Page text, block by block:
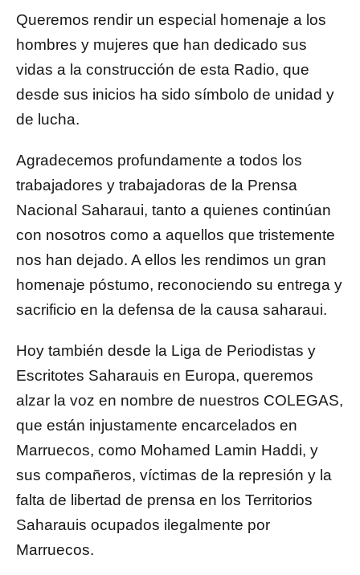
Queremos rendir un especial homenaje a los
hombres y mujeres que han dedicado sus
vidas a la construcción de esta Radio, que
desde sus inicios ha sido símbolo de unidad y
de lucha.
Agradecemos profundamente a todos los
trabajadores y trabajadoras de la Prensa
Nacional Saharaui, tanto a quienes continúan
con nosotros como a aquellos que tristemente
nos han dejado. A ellos les rendimos un gran
homenaje póstumo, reconociendo su entrega y
sacrificio en la defensa de la causa saharaui.
Hoy también desde la Liga de Periodistas y
Escritotes Saharauis en Europa, queremos
alzar la voz en nombre de nuestros COLEGAS,
que están injustamente encarcelados en
Marruecos, como Mohamed Lamin Haddi, y
sus compañeros, víctimas de la represión y la
falta de libertad de prensa en los Territorios
Saharauis ocupados ilegalmente por
Marruecos.